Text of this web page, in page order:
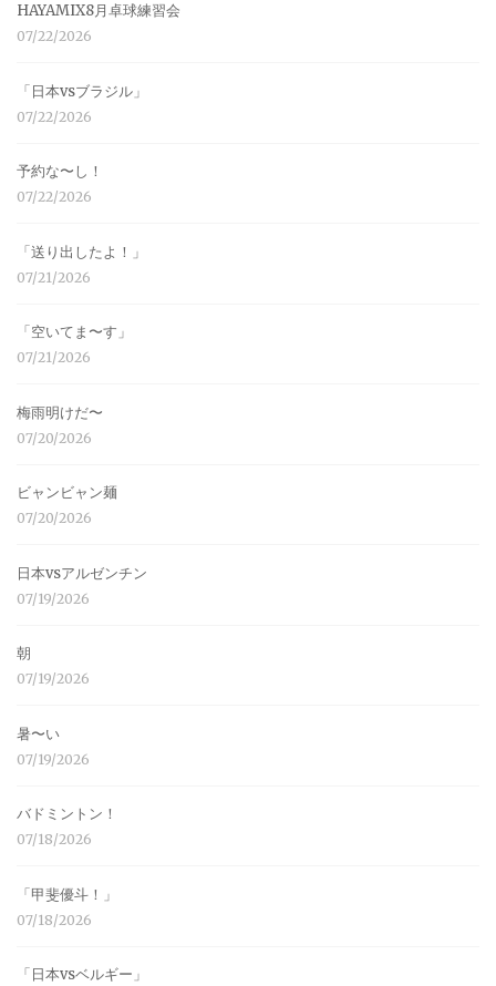
HAYAMIX8月卓球練習会
07/22/2026
「日本vsブラジル」
07/22/2026
予約な〜し！
07/22/2026
「送り出したよ！」
07/21/2026
「空いてま〜す」
07/21/2026
梅雨明けだ〜
07/20/2026
ビャンビャン麺
07/20/2026
日本vsアルゼンチン
07/19/2026
朝
07/19/2026
暑〜い
07/19/2026
バドミントン！
07/18/2026
「甲斐優斗！」
07/18/2026
「日本vsベルギー」